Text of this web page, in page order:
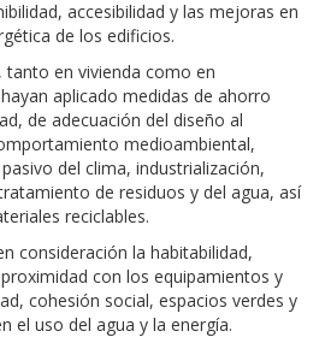
accesibilidad y las mejoras en
de los edificios.
tanto en vivienda como en
aplicado medidas de ahorro
de adecuación del diseño al
medioambiental,
del clima, industrialización,
de residuos y del agua, así
reciclables.
consideración la habitabilidad,
con los equipamientos y
cohesión social, espacios verdes y
el uso del agua y la energía.